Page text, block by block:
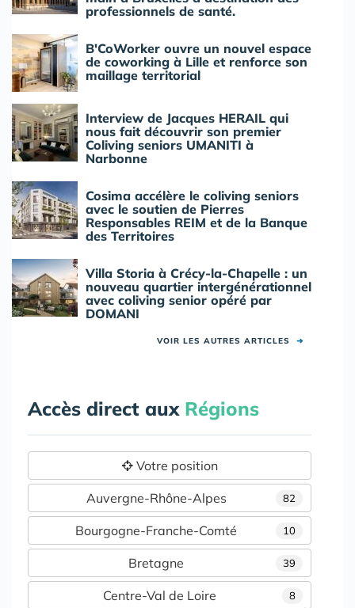
professionnels de santé.
B'CoWorker ouvre un nouvel espace
de coworking à Lille et renforce son
maillage territorial
Interview de Jacques HERAIL qui
nous fait découvrir son premier
Coliving seniors UMANITI à
Narbonne
Cosima accélère le coliving seniors
avec le soutien de Pierres
Responsables REIM et de la Banque
des Territoires
Villa Storia à Crécy-la-Chapelle : un
nouveau quartier intergénérationnel
avec coliving senior opéré par
DOMANI
VOIR LES AUTRES ARTICLES ➜
Accès direct aux Régions
Votre position
82
Auvergne-Rhône-Alpes
10
Bourgogne-Franche-Comté
39
Bretagne
8
Centre-Val de Loire